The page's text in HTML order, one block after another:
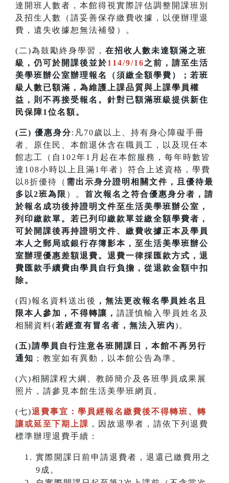
達開班人數者，本館得視實際評估調整開課班別
及招生人數（請妥善保存繳費收據，以便辦理退
費，遺失收據恕無法補發）。
(二)為鼓勵終身學習， 在招收人數未達額滿之班
級，仍可於開課後並於114/9/16之前，請至生活
美學班辦公室辦理報名（須繳全額學費）；若班
級人數已額滿，為維護上課品質與上課學員權
益，則不再接受報名。針對已額滿班級提供新住
民保障1位名額。
(三) 優惠身分:凡70歲以上、持有身心障礙手冊
者、原住民、本館退休含在職員工，以及現任本
館志工（自102年1月起在本館服務，每年時數皆
達108小時以上且滿1年者）符合上述資格，學費
以8折優待（ 需出示身分證明相關文件，且優待最
多以2班為限 ）。 首次報名之符合優惠身分者，請
於報名成功後持證明文件至生活美學班辦公室，
列印繳款單。若已列印繳款單並繳全額學費者，
可於開課後再持證明文件、繳費收據正本及學員
本人之郵局或銀行存簿影本，至生活美學班辦公
室辦理優惠差額退費。 退費一律採匯款方式，退
費匯款手續費由學員自行負擔，從退款金額中扣
除。
(四)報名資料送出後 ，無法更改報名學員姓名且
限本人參加，不得轉讓， 請謹慎輸入學員姓名及
相關資料(若經查有冒名者，無法入班內)。
(五)請學員自行注意各班開課日，本館不再另行
通知 ；教室如有異動，以本館公告為準。
(六)相關課程大綱、教師簡介及各班學員成果展
照片，請參見本館生活美學班網頁。
(七)退費事宜：學員經報名繳費後不得轉班、 轉
讓或延至下期上課 ，因故退學者，請依下列退費
標準辦理退費手續：
實際開課日前申請退費者，退還已繳費用之
9成。